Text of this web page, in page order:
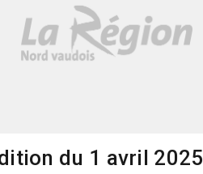
du 1 avril 2025